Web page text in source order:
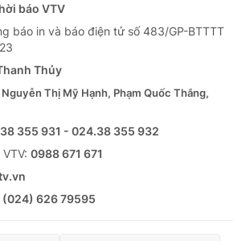
báo VTV
báo in và báo điện tử số 483/GP-BTTTT
Thủy
Nguyễn Thị Mỹ Hạnh, Phạm Quốc Thắng,
355 931 - 024.38 355 932
0988 671 671
(024) 626 79595